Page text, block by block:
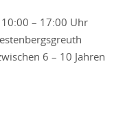
– 17:00 Uhr
6 – 10 Jahren